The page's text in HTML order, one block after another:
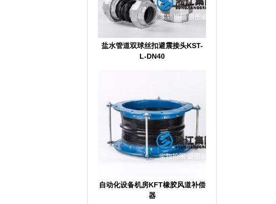
盐水管道双球丝扣避震接头KST-
L-DN40
自动化设备机房KFT橡胶风道补偿
器